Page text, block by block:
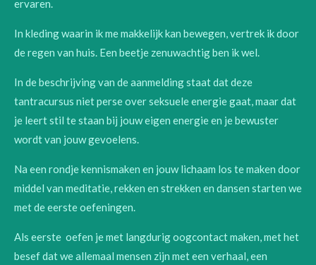
ervaren.
In kleding waarin ik me makkelijk kan bewegen, vertrek ik door
de regen van huis. Een beetje zenuwachtig ben ik wel.
In de beschrijving van de aanmelding staat dat deze
tantracursus niet perse over seksuele energie gaat, maar dat
je leert stil te staan bij jouw eigen energie en je bewuster
wordt van jouw gevoelens.
Na een rondje kennismaken en jouw lichaam los te maken door
middel van meditatie, rekken en strekken en dansen starten we
met de eerste oefeningen.
Als eerste oefen je met langdurig oogcontact maken, met het
besef dat we allemaal mensen zijn met een verhaal, een